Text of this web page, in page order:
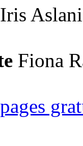
Iris
Fiona